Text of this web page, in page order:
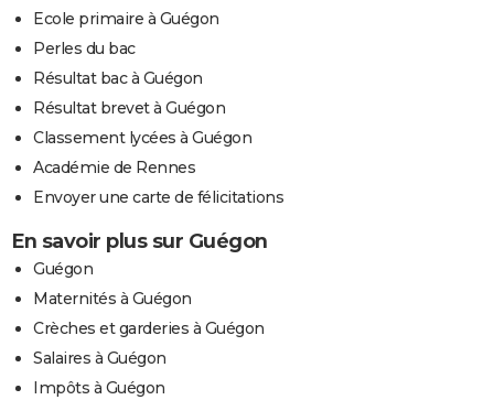
Ecole primaire à Guégon
Perles du bac
Résultat bac à Guégon
Résultat brevet à Guégon
Classement lycées à Guégon
Académie de Rennes
Envoyer une carte de félicitations
En savoir plus sur Guégon
Guégon
Maternités à Guégon
Crèches et garderies à Guégon
Salaires à Guégon
Impôts à Guégon